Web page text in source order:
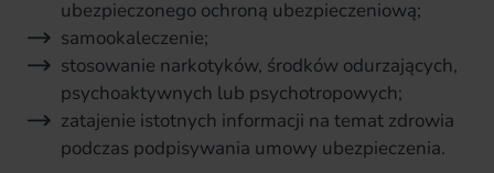
ubezpieczonego ochroną ubezpieczeniową;
samookaleczenie;
stosowanie narkotyków, środków odurzających,
psychoaktywnych lub psychotropowych;
zatajenie istotnych informacji na temat zdrowia
podczas podpisywania umowy ubezpieczenia.